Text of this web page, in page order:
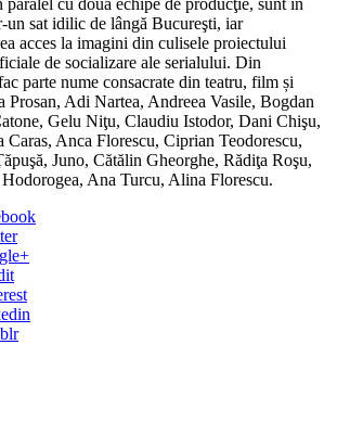
un sat idilic de lângă Bucureşti, iar
acces la imagini din culisele proiectului
de socializare ale serialului. Din
parte nume consacrate din teatru, film și
Prosan, Adi Nartea, Andreea Vasile, Bogdan
Gelu Niţu, Claudiu Istodor, Dani Chişu,
Caras, Anca Florescu, Ciprian Teodorescu,
Juno, Cătălin Gheorghe, Rădiţa Roşu,
Ana Turcu, Alina Florescu.